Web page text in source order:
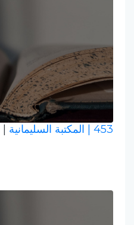
453 | المكتبة السليمانية